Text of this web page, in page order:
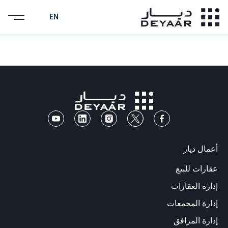
EN
أعمال ديار
عقارات للبيع
إدارة العقارات
إدارة المجمعات
إدارة المرافق